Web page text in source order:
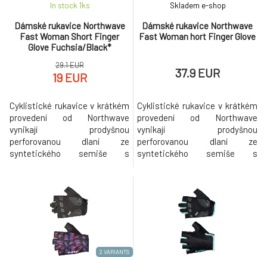
Dámské rukavice Northwave
Fast Woman Short Finger
Glove Fuchsia/Black*
In stock 1ks
29.1 EUR
19 EUR
Cyklistické rukavice v krátkém
provedení od Northwave
vynikají prodyšnou
perforovanou dlaní ze
syntetického semiše s
elastického polyesteru v
rychloschnoucím a prodyšném
provedení. Stahování obvodu
zápěstí páskem na suchý zip.
Konce prstů zapošity pro
snadné navlékání. Silikonový
Dámské rukavice Northwave
Fast Woman hort Finger Glove
Skladem e-shop
37.9 EUR
Cyklistické rukavice v krátkém
provedení od Northwave
vynikají prodyšnou
perforovanou dlaní ze
syntetického semiše s
elastického polyesteru v
rychloschnoucím a prodyšném
provedení. Stahování obvodu
zápěstí páskem na suchý zip.
Konce prstů zapošity pro
snadné navlékání. Silikonový
2 VARIANTS